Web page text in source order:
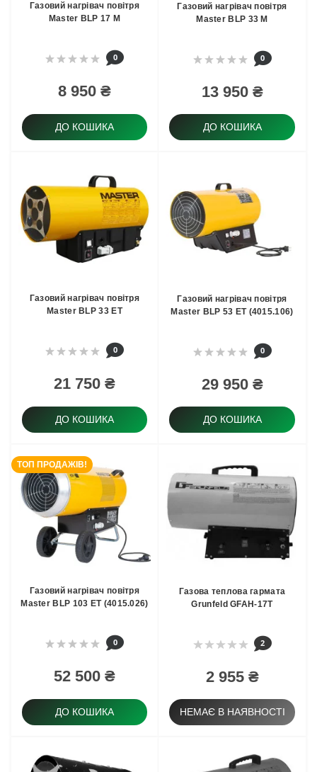
Газовий нагрівач повітря
Master BLP 17 M
0
8 950 ₴
ДО КОШИКА
Газовий нагрівач повітря
Master BLP 33 M
0
13 950 ₴
ДО КОШИКА
Газовий нагрівач повітря
Master BLP 33 ET
0
21 750 ₴
ДО КОШИКА
Газовий нагрівач повітря
Master BLP 53 ET (4015.106)
0
29 950 ₴
ДО КОШИКА
ТОП ПРОДАЖІВ!
Газовий нагрівач повітря
Master BLP 103 ET (4015.026)
0
52 500 ₴
ДО КОШИКА
Газова теплова гармата
Grunfeld GFAH-17T
2
2 955 ₴
НЕМАЄ В НАЯВНОСТІ